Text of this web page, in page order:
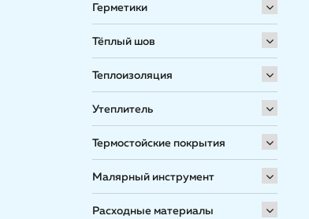
Герметики
Тёплый шов
Теплоизоляция
Утеплитель
Термостойские покрытия
Малярный инструмент
Расходные материалы